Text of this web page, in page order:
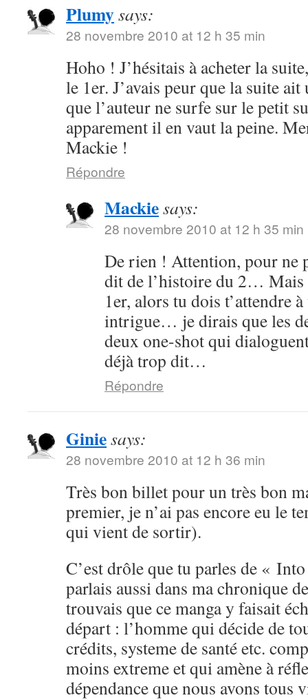
Plumysays:
28 novembre 2010 at 12 h 35 min
Hoho ! J’hésitais à acheter la
le 1er. J’avais peur que la suite
que l’auteur ne surfe sur le petit
apparement il en vaut la peine.
Mackie !
Répondre
Mackiesays:
28 novembre 2010 at 12 h 35 min
De rien ! Attention, pour ne
dit de l’histoire du 2… Mais
1er, alors tu dois t’attendre
intrigue… je dirais que les
deux one-shot qui
déjà trop dit…
Répondre
Giniesays:
28 novembre 2010 at 12 h 36 min
Très bon billet pour un très bon
premier, je n’ai pas encore eu le
qui vient de sortir).
C’est drôle que tu parles de «
parlais aussi dans ma chronique
trouvais que ce manga y faisait
départ : l’homme qui décide de
crédits, systeme de santé etc.
moins extreme et qui amène à
dépendance que nous avons tous